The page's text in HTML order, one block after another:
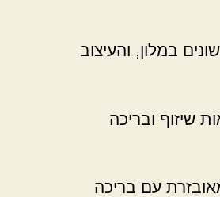
במלון, והעיצוב
שיזוף ובריכה
עם בריכה